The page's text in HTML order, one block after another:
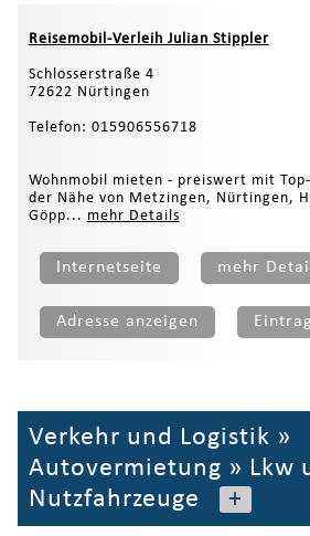
Reisemobil-Verleih Julian Stippler
Schlosserstraße 4
72622 Nürtingen
Telefon: 015906556718
Wohnmobil mieten - preiswert mit
der Nähe von Metzingen, Nürtingen,
Göpp... mehr Details
Internetseite mehr
Adresse anzeigen
Verkehr und Logistik »
Autovermietung » Lkw
Nutzfahrzeuge
+